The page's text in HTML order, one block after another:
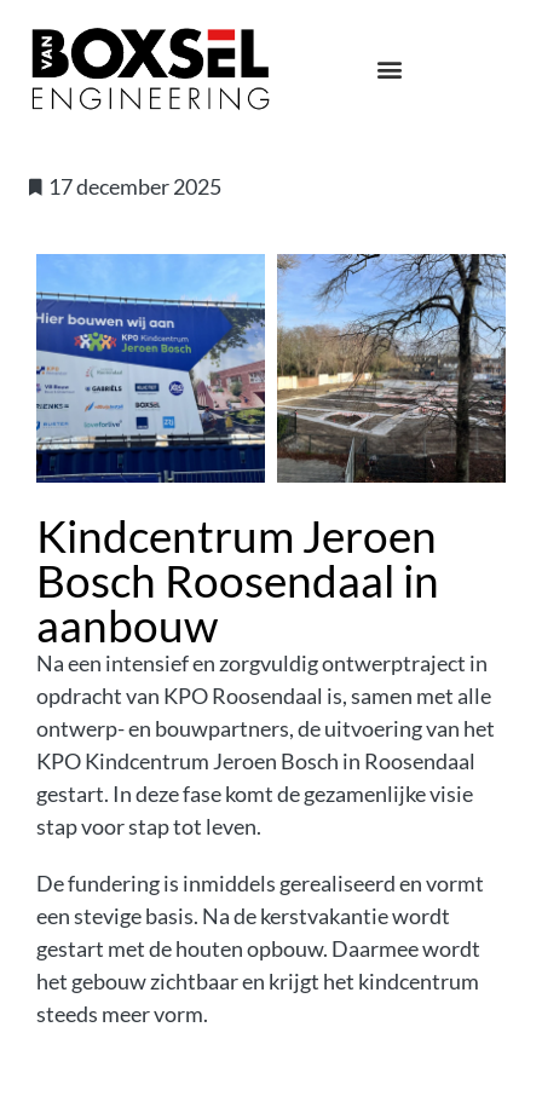
17 december 2025
Na een intensief en zorgvuldig ontwerptraject in
opdracht van KPO Roosendaal is, samen met alle
ontwerp- en bouwpartners, de uitvoering van het
KPO Kindcentrum Jeroen Bosch in Roosendaal
gestart. In deze fase komt de gezamenlijke visie
stap voor stap tot leven.
De fundering is inmiddels gerealiseerd en vormt
een stevige basis. Na de kerstvakantie wordt
gestart met de houten opbouw. Daarmee wordt
het gebouw zichtbaar en krijgt het kindcentrum
steeds meer vorm.
Kindcentrum Jeroen
Bosch Roosendaal in
aanbouw